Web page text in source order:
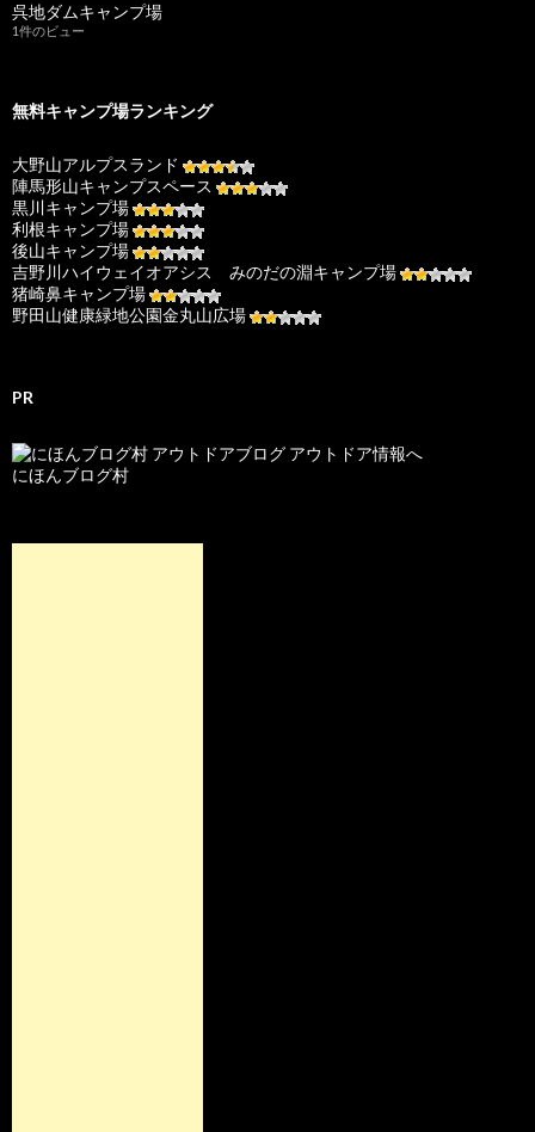
呉地ダムキャンプ場
1件のビュー
無料キャンプ場ランキング
大野山アルプスランド
陣馬形山キャンプスペース
黒川キャンプ場
利根キャンプ場
後山キャンプ場
吉野川ハイウェイオアシス みのだの淵キャンプ場
猪崎鼻キャンプ場
野田山健康緑地公園金丸山広場
PR
にほんブログ村